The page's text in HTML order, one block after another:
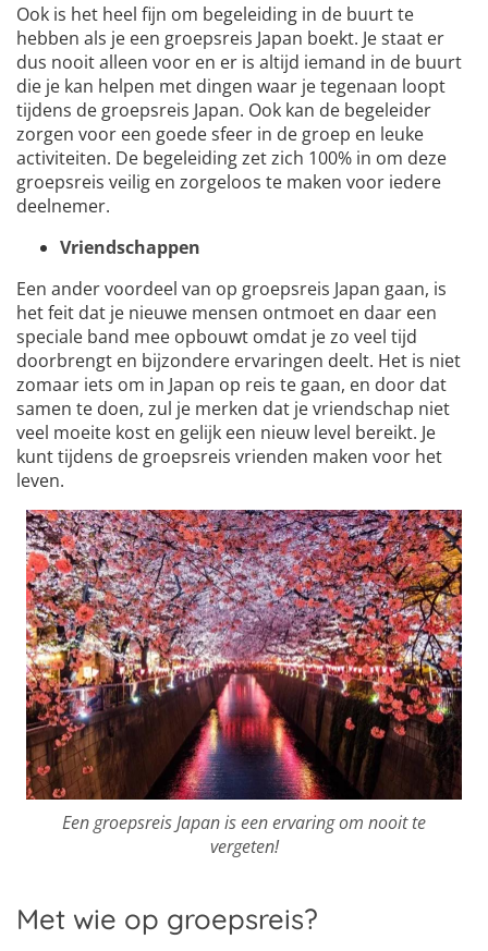
Ook is het heel fijn om begeleiding in de buurt te
hebben als je een groepsreis Japan boekt. Je staat er
dus nooit alleen voor en er is altijd iemand in de buurt
die je kan helpen met dingen waar je tegenaan loopt
tijdens de groepsreis Japan. Ook kan de begeleider
zorgen voor een goede sfeer in de groep en leuke
activiteiten. De begeleiding zet zich 100% in om deze
groepsreis veilig en zorgeloos te maken voor iedere
deelnemer.
Vriendschappen
Een ander voordeel van op groepsreis Japan gaan, is
het feit dat je nieuwe mensen ontmoet en daar een
speciale band mee opbouwt omdat je zo veel tijd
doorbrengt en bijzondere ervaringen deelt. Het is niet
zomaar iets om in Japan op reis te gaan, en door dat
samen te doen, zul je merken dat je vriendschap niet
veel moeite kost en gelijk een nieuw level bereikt. Je
kunt tijdens de groepsreis vrienden maken voor het
leven.
Een groepsreis Japan is een ervaring om nooit te
vergeten!
Met wie op groepsreis?